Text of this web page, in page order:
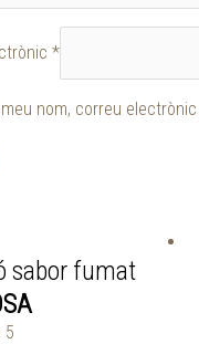
*
nom, correu
sabor fumat
5